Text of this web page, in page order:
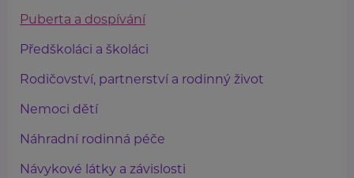
Puberta a dospívání
Předškoláci a školáci
Rodičovství, partnerství a rodinný život
Nemoci dětí
Náhradní rodinná péče
Návykové látky a závislosti